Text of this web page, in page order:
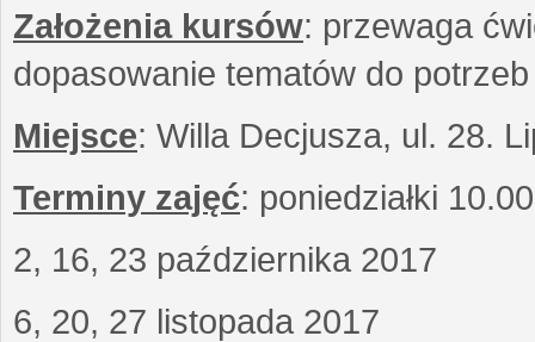
Założenia kursów: przewaga
dopasowanie tematów do
Miejsce: Willa Decjusza, ul. 28.
Terminy zajęć: poniedziałki
2, 16, 23 października 2017
6, 20, 27 listopada 2017